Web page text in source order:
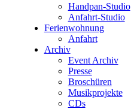
Handpan-Studio
Anfahrt-Studio
Ferienwohnung
Anfahrt
Archiv
Event Archiv
Presse
Broschüren
Musikprojekte
CDs